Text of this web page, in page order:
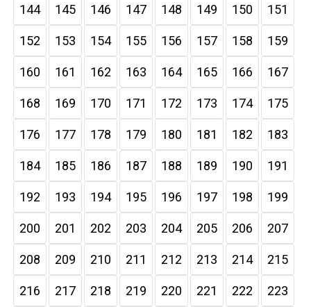
144 145 146 147 148 149 150 151
152 153 154 155 156 157 158 159
160 161 162 163 164 165 166 167
168 169 170 171 172 173 174 175
176 177 178 179 180 181 182 183
184 185 186 187 188 189 190 191
192 193 194 195 196 197 198 199
200 201 202 203 204 205 206 207
208 209 210 211 212 213 214 215
216 217 218 219 220 221 222 223